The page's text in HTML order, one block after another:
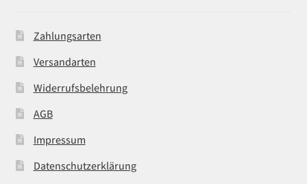
Zahlungsarten
Versandarten
Widerrufsbelehrung
AGB
Impressum
Datenschutzerklärung